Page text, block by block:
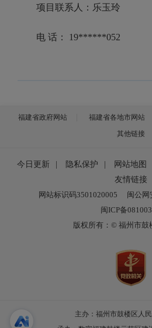
项目联系人：乐玉玲
电 话： 19******052
福建省政府网站 福建省各地市网站
其他链接
今日更新 隐私保护 网站地图
友情链接
网站标识码3501020005
闽公网
闽ICP备
版权所有：© 福州市鼓
主办：福州市鼓楼区人